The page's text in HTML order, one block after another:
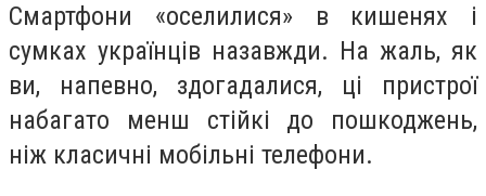
Смартфони «оселилися» в кишенях і
сумках українців назавжди. На жаль, як
ви, напевно, здогадалися, ці пристрої
набагато менш стійкі до пошкоджень,
ніж класичні мобільні телефони.